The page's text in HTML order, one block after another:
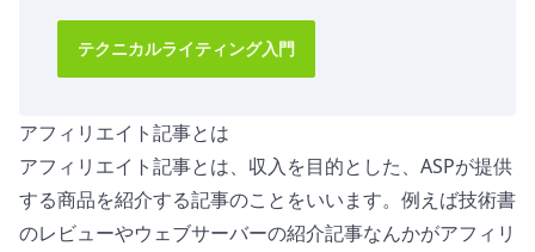
テクニカルライティング入門
アフィリエイト記事とは
アフィリエイト記事とは、収入を目的とした、ASPが提供
する商品を紹介する記事のことをいいます。例えば技術書
のレビューやウェブサーバーの紹介記事なんかがアフィリ